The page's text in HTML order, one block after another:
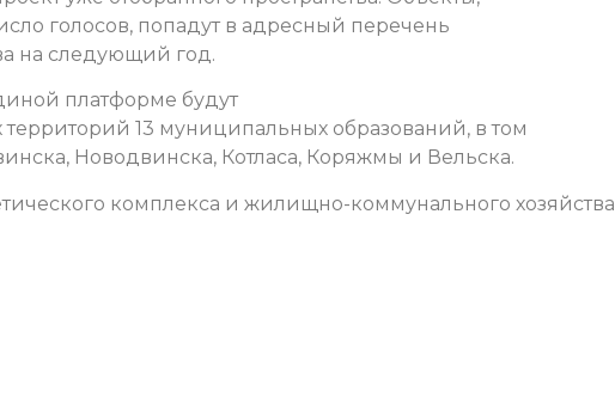
голосов, попадут в адресный перечень
на следующий год.
платформе будут
13 муниципальных образований, в том
Новодвинска, Котласа, Коряжмы и Вельска.
комплекса и жилищно-коммунального хозяйства